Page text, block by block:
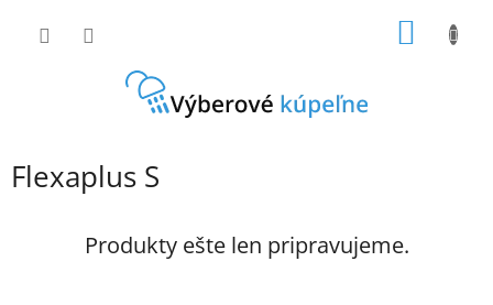
Flexaplus S
Produkty ešte len pripravujeme.